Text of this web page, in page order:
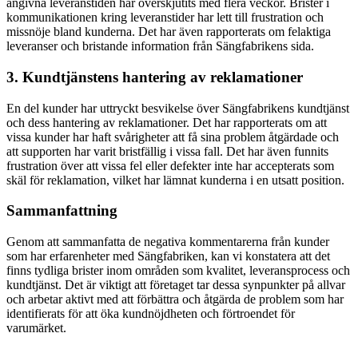
angivna leveranstiden har överskjutits med flera veckor. Brister i
kommunikationen kring leveranstider har lett till frustration och
missnöje bland kunderna. Det har även rapporterats om felaktiga
leveranser och bristande information från Sängfabrikens sida.
3. Kundtjänstens hantering av reklamationer
En del kunder har uttryckt besvikelse över Sängfabrikens kundtjänst
och dess hantering av reklamationer. Det har rapporterats om att
vissa kunder har haft svårigheter att få sina problem åtgärdade och
att supporten har varit bristfällig i vissa fall. Det har även funnits
frustration över att vissa fel eller defekter inte har accepterats som
skäl för reklamation, vilket har lämnat kunderna i en utsatt position.
Sammanfattning
Genom att sammanfatta de negativa kommentarerna från kunder
som har erfarenheter med Sängfabriken, kan vi konstatera att det
finns tydliga brister inom områden som kvalitet, leveransprocess och
kundtjänst. Det är viktigt att företaget tar dessa synpunkter på allvar
och arbetar aktivt med att förbättra och åtgärda de problem som har
identifierats för att öka kundnöjdheten och förtroendet för
varumärket.